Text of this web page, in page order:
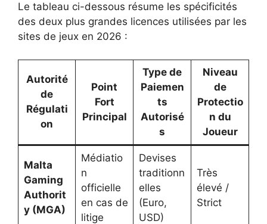
Le tableau ci-dessous résume les spécificités
des deux plus grandes licences utilisées par les
sites de jeux en 2026 :
Autorité
de
Régulati
on
Point
Fort
Principal
Type de
Paiemen
ts
Autorisé
s
Niveau
de
Protectio
n du
Joueur
Malta
Gaming
Authorit
y (MGA)
Médiatio
n
officielle
en cas de
litige
Devises
traditionn
elles
(Euro,
USD)
Très
élevé /
Strict